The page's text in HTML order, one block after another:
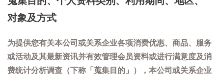
对象及方式
为提供您有关本公司或关系企业各项消费优惠、商品、服务
或活动及其最新资讯并有效管理会员资料或进行满意度及消
费统计分析调查（下称「蒐集目的」），本公司或关系企业